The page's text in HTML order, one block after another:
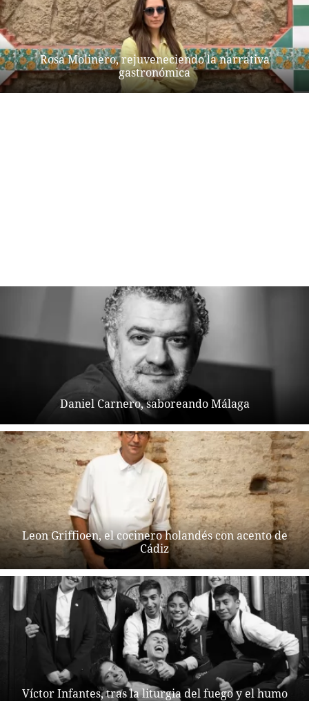
Rosa Molinero, rejuveneciendo la narrativa
gastronómica
Daniel Carnero, saboreando Málaga
Leon Griffioen, el cocinero holandés con acento de
Cádiz
Víctor Infantes, tras la liturgia del fuego y el humo